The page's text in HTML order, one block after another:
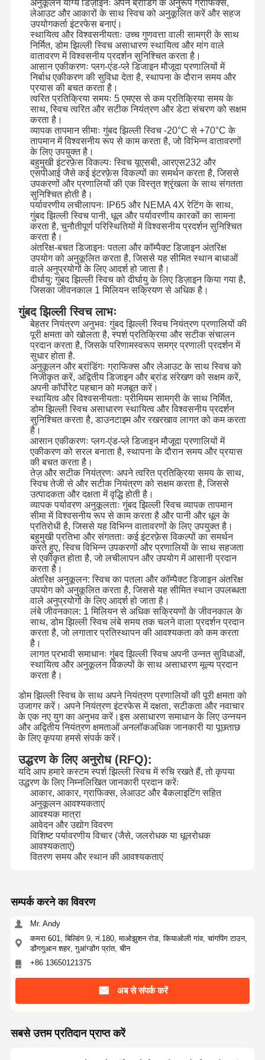
घर उत्पाद वीडियो हमारे बारे में
उद्धरण मांगें
कस्टम झिल्ली स्विच
औद्योगिक झिल्ली स्विच
लचीला झिल्ली स्विच
पीसीबी झिल्ली स्विच
एफपीसी झिल्ली स्विच
बैकलाइट मेम्ब्रेन स्विच
कीपैड झिल्ली स्विच
झिल्ली पैनल स्विच
ग्राफिक ओवरले
पीईटी सर्किट
प्रकाश मार्गदर्शक फिल्म
धातु गुंबद विधानसभा
पीएमएमए लेंस
अनुकूलन योग्य डिज़ाइनः अपने ब्रांडिंग के अनुरूप ग्राफिक्स,
लेआउट और आकारों के साथ स्विच को अनुकूलित करें और सहज
उपयोगकर्ता इंटरफेस बनाएं।
स्थायित्व और विश्वसनीयताः उच्च गुणवत्ता वाली सामग्री के साथ
निर्मित, डोम झिल्ली स्विच असाधारण स्थायित्व और मांग वाले
वातावरण में विश्वसनीय प्रदर्शन सुनिश्चित करता है।
आसान एकीकरणः प्लग-एंड-प्ले डिजाइन मौजूदा प्रणालियों में
निर्बाध एकीकरण की सुविधा देता है, स्थापना के दौरान समय और
प्रयास की बचत करता है।
त्वरित प्रतिक्रिया समयः 5 एमएस से कम प्रतिक्रिया समय के
साथ, स्विच त्वरित और सटीक नियंत्रण और डेटा संचरण को सक्षम
करता है।
व्यापक तापमान सीमाः गुंबद झिल्ली स्विच -20°C से +70°C के
तापमान में विश्वसनीय रूप से काम करता है, जो विभिन्न वातावरणों
के लिए उपयुक्त है।
बहुमुखी इंटरफ़ेस विकल्पः स्विच यूएसबी, आरएस232 और
एसपीआई जैसे कई इंटरफ़ेस विकल्पों का समर्थन करता है, जिससे
उपकरणों और प्रणालियों की एक विस्तृत श्रृंखला के साथ संगतता
सुनिश्चित होती है।
पर्यावरणीय लचीलापनः IP65 और NEMA 4X रेटिंग के साथ,
गुंबद झिल्ली स्विच पानी, धूल और पर्यावरणीय कारकों का सामना
करता है, चुनौतीपूर्ण परिस्थितियों में विश्वसनीय प्रदर्शन सुनिश्चित
करता है।
अंतरिक्ष-बचत डिजाइनः पतला और कॉम्पैक्ट डिजाइन अंतरिक्ष
उपयोग को अनुकूलित करता है, जिससे यह सीमित स्थान बाधाओं
वाले अनुप्रयोगों के लिए आदर्श हो जाता है।
दीर्घायु: गुंबद झिल्ली स्विच को दीर्घायु के लिए डिज़ाइन किया गया है,
जिसका जीवनकाल 1 मिलियन सक्रियण से अधिक है।
गुंबद झिल्ली स्विच लाभः
बेहतर नियंत्रण अनुभवः गुंबद झिल्ली स्विच नियंत्रण प्रणालियों की
पूरी क्षमता को खोलता है, स्पर्श प्रतिक्रिया और सटीक संचालन
प्रदान करता है, जिसके परिणामस्वरूप समग्र प्रणाली प्रदर्शन में
सुधार होता है.
अनुकूलन और ब्रांडिंगः ग्राफिक्स और लेआउट के साथ स्विच को
निजीकृत करें, अद्वितीय डिजाइन और ब्रांड संरेखण को सक्षम करें,
अपनी कॉर्पोरेट पहचान को मजबूत करें।
स्थायित्व और विश्वसनीयताः प्रीमियम सामग्री के साथ निर्मित,
डोम झिल्ली स्विच असाधारण स्थायित्व और विश्वसनीय प्रदर्शन
सुनिश्चित करता है, डाउनटाइम और रखरखाव लागत को कम करता
है।
आसान एकीकरणः प्लग-एंड-प्ले डिजाइन मौजूदा प्रणालियों में
एकीकरण को सरल बनाता है, स्थापना के दौरान समय और प्रयास
की बचत करता है।
तेज़ और सटीक नियंत्रणः अपने त्वरित प्रतिक्रिया समय के साथ,
स्विच तेजी से और सटीक नियंत्रण को सक्षम करता है, जिससे
उत्पादकता और दक्षता में वृद्धि होती है।
व्यापक पर्यावरण अनुकूलताः गुंबद झिल्ली स्विच व्यापक तापमान
सीमा में विश्वसनीय रूप से काम करता है और पानी और धूल के
प्रतिरोधी है, जिससे यह विभिन्न वातावरणों के लिए उपयुक्त है।
बहुमुखी प्रतिभा और संगतताः कई इंटरफ़ेस विकल्पों का समर्थन
करते हुए, स्विच विभिन्न उपकरणों और प्रणालियों के साथ सहजता
से एकीकृत होता है, जो लचीलापन और उपयोग में आसानी प्रदान
करता है।
अंतरिक्ष अनुकूलन: स्विच का पतला और कॉम्पैक्ट डिजाइन अंतरिक्ष
उपयोग को अनुकूलित करता है, जिससे यह सीमित स्थान उपलब्धता
वाले अनुप्रयोगों के लिए आदर्श हो जाता है।
लंबे जीवनकाल: 1 मिलियन से अधिक सक्रियणों के जीवनकाल के
साथ, डोम झिल्ली स्विच लंबे समय तक चलने वाला प्रदर्शन प्रदान
करता है, जो लगातार प्रतिस्थापन की आवश्यकता को कम करता
है।
लागत प्रभावी समाधानः गुंबद झिल्ली स्विच अपनी उन्नत सुविधाओं,
स्थायित्व और अनुकूलन विकल्पों के साथ असाधारण मूल्य प्रदान
करता है।
डोम झिल्ली स्विच के साथ अपने नियंत्रण प्रणालियों की पूरी क्षमता को
उजागर करें। अपने नियंत्रण इंटरफेस में दक्षता, सटीकता और नवाचार
के एक नए युग का अनुभव करें।इस असाधारण समाधान के लिए उन्नयन
और अद्वितीय नियंत्रण क्षमताओं अनलॉकअधिक जानकारी या पूछताछ
के लिए कृपया हमसे संपर्क करें।
उद्धरण के लिए अनुरोध (RFQ):
यदि आप हमारे कस्टम स्पर्श झिल्ली स्विच में रुचि रखते हैं, तो कृपया
उद्धरण के लिए निम्नलिखित जानकारी प्रदान करेंः
आकार, आकार, ग्राफिक्स, लेआउट और बैकलाइटिंग सहित
अनुकूलन आवश्यकताएं
आवश्यक मात्रा
आवेदन और उद्योग विवरण
विशिष्ट पर्यावरणीय विचार (जैसे, जलरोधक या धूलरोधक
आवश्यकताएं)
वितरण समय और स्थान की आवश्यकताएं
सम्पर्क करने का विवरण
Mr. Andy
कमरा 601, बिल्डिंग 9, नं.180, माओझुशन रोड, कियाओली गांव, चांगपिंग टाउन,
डोंगगुआन शहर, गुआंग्डोंग प्रांत, चीन
+86 13650121375
अब से संपर्क करें
सबसे उत्तम प्रतिदान प्राप्त करें